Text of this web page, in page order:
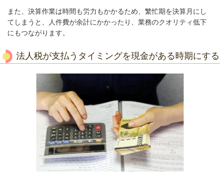
また、決算作業は時間も労力もかかるため、繁忙期を決算月にし
てしまうと、人件費が余計にかかったり、業務のクオリティ低下
にもつながります。
法人税が支払うタイミングを現金がある時期にする